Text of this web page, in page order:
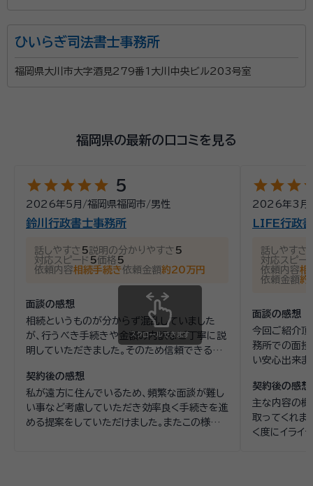
ひいらぎ司法書士事務所
福岡県大川市大字酒見279番1大川中央ビル203号室
福岡県の最新の口コミを見る
starstarstarstarstar 5
2026年5月 /福岡県福岡市/男性
鈴川行政書士事務所
話しやすさ 5説明の分かりやすさ 5
対応スピード 5価格 5
依頼内容相続手続き依頼金額約20万円
面談の感想
相続というものが分からず混乱していました
が、行うべき手続きや金額の内訳など丁寧に説
明していただきました。そのため信頼できる方
契約後の感想
私が遠方に住んでいるため、頻繁な面談が難し
い事など考慮していただき効率良く手続きを進
める提案をしていただけました。またこの様な
starstarstar
2026年3月
LIFE行政
話しやすさ
対応スピー
依頼内容相
依頼金額約
面談の感想
今回ご紹介頂
務所での面接
い安心出来ま
みようと判断
契約後の感想
主な内容の
取ってくれま
く度にイライ
スクロールできます